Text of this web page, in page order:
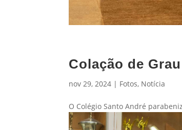
Colação de Grau
nov 29, 2024 | Fotos, Notícia
O Colégio Santo André